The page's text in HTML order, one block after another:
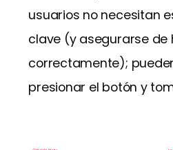
usuarios no necesitan
clave (y asegurarse de
correctamente);
presionar el botón y